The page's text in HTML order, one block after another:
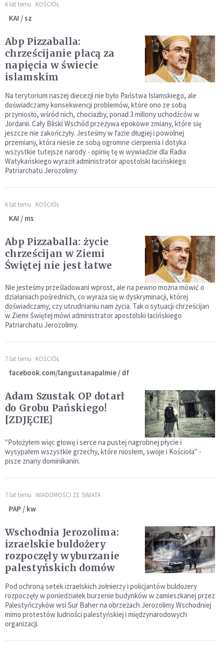
6 lat temu KOŚCIÓŁ
KAI / sz
Abp Pizzaballa:
chrześcijanie płacą za
napięcia w świecie
islamskim
Na terytorium naszej diecezji nie było Państwa Islamskiego, ale
doświadczamy konsekwencji problemów, które ono ze sobą
przyniosło, wśród nich, chociażby, ponad 3 miliony uchodźców w
Jordanii. Cały Bliski Wschód przeżywa epokowe zmiany, które się
jeszcze nie zakończyły. Jesteśmy w fazie długiej i powolnej
przemiany, która niesie ze sobą ogromne cierpienia i dotyka
wszystkie tutejsze narody - opinię tę w wywiadzie dla Radia
Watykańskiego wyraził administrator apostolski łacińskiego
Patriarchatu Jerozolimy.
6 lat temu KOŚCIÓŁ
KAI / ms
Abp Pizzaballa: życie
chrześcijan w Ziemi
Świętej nie jest łatwe
Nie jesteśmy prześladowani wprost, ale na pewno można mówić o
działaniach pośrednich, co wyraża się w dyskryminacji, której
doświadczamy, czy utrudnianiu nam życia. Tak o sytuacji chrześcijan
w Ziemi Świętej mówi administrator apostolski łacińskiego
Patriarchatu Jerozolimy.
7 lat temu KOŚCIÓŁ
facebook.com/langustanapalmie / df
Adam Szustak OP dotarł
do Grobu Pańskiego!
[ZDJĘCIE]
"Położyłem więc głowę i serce na pustej nagrobnej płycie i
wysypałem wszystkie grzechy, które niosłem, swoje i Kościoła" -
pisze znany dominikanin.
7 lat temu WIADOMOŚCI ZE ŚWIATA
PAP / kw
Wschodnia Jerozolima:
izraelskie buldożery
rozpoczęły wyburzanie
palestyńskich domów
Pod ochroną setek izraelskich żołnierzy i policjantów buldożery
rozpoczęły w poniedziałek burzenie budynków w zamieszkanej przez
Palestyńczyków wsi Sur Baher na obrzeżach Jerozolimy Wschodniej
mimo protestów ludności palestyńskiej i międzynarodowych
organizacji.